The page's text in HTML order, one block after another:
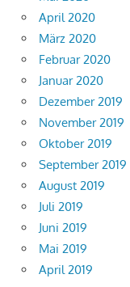
April 2020
März 2020
Februar 2020
Januar 2020
Dezember 2019
November 2019
Oktober 2019
September 2019
August 2019
Juli 2019
Juni 2019
Mai 2019
April 2019